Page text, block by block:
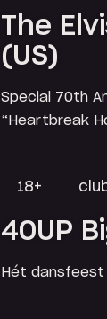
The
(US)
Special 70th
“Heartbreak
18+
40UP
Hét dansfeest